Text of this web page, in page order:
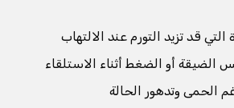
قد تزيد التورم عند الالتهاب
الضيقة أو الضغط أثناء الاستلقاء
الحمى وتدهور الحالة